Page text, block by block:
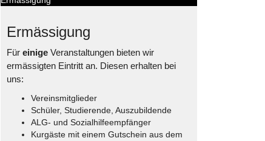
Ermässigung
Für einigeVeranstaltungen bieten wir
ermässigten Eintritt an. Diesen erhalten bei
uns:
Vereinsmitglieder
Schüler, Studierende, Auszubildende
ALG- und Sozialhilfeempfänger
Kurgäste mit einem Gutschein aus dem